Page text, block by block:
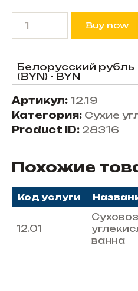
Buy now
Белорусский рубль
(BYN) - BYN
Артикул: 12.19
Категория: Сухие
Product ID: 28316
Похожие
Код услуги
12.01
ванна